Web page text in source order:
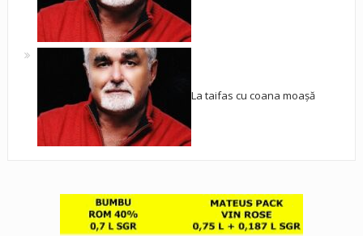
La taifas cu coana moașă